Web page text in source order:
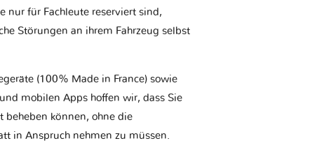
nur für Fachleute reserviert sind,
Störungen an ihrem Fahrzeug selbst
(100% Made in France) sowie
mobilen Apps hoffen wir, dass Sie
beheben können, ohne die
in Anspruch nehmen zu müssen.